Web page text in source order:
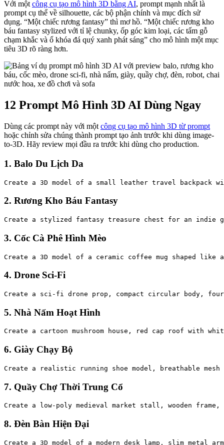
Với mộtcông cụ tạo mô hình 3D bằng AI, prompt mạnh nhất là
prompt cụ thể về silhouette, các bộ phận chính và mục đích sử
dụng. “Một chiếc rương fantasy” thì mơ hồ. “Một chiếc rương kho
báu fantasy stylized với tỉ lệ chunky, ốp góc kim loại, các tấm gỗ
chạm khắc và ổ khóa đá quý xanh phát sáng” cho mô hình một mục
tiêu 3D rõ ràng hơn.
12 Prompt Mô Hình 3D AI Dùng Ngay
Dùng các prompt này với một công cụ tạo mô hình 3D từ prompt
hoặc chỉnh sửa chúng thành prompt tạo ảnh trước khi dùng image-
to-3D. Hãy review mọi đầu ra trước khi dùng cho production.
1. Balo Du Lịch Da
2. Rương Kho Báu Fantasy
3. Cốc Cà Phê Hình Mèo
4. Drone Sci-Fi
5. Nhà Nấm Hoạt Hình
6. Giày Chạy Bộ
7. Quầy Chợ Thời Trung Cổ
8. Đèn Bàn Hiện Đại